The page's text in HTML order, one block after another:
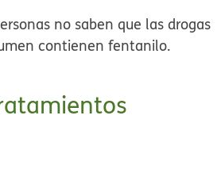
no saben que las drogas
contienen fentanilo.